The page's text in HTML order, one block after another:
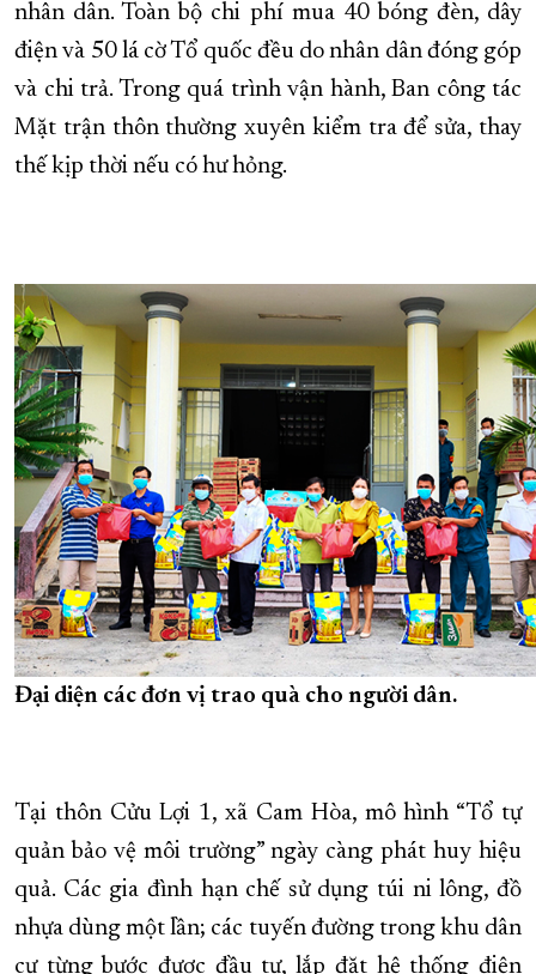
nhân dân. Toàn bộ chi phí mua 40 bóng đèn, dây
điện và 50 lá cờ Tổ quốc đều do nhân dân đóng góp
và chi trả. Trong quá trình vận hành, Ban công tác
Mặt trận thôn thường xuyên kiểm tra để sửa, thay
thế kịp thời nếu có hư hỏng.
Đại diện các đơn vị trao quà cho người dân.
Tại thôn Cửu Lợi 1, xã Cam Hòa, mô hình “Tổ tự
quản bảo vệ môi trường” ngày càng phát huy hiệu
quả. Các gia đình hạn chế sử dụng túi ni lông, đồ
nhựa dùng một lần; các tuyến đường trong khu dân
cư từng bước được đầu tư, lắp đặt hệ thống điện